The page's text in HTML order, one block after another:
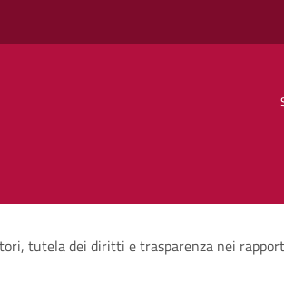
tutela dei diritti e trasparenza nei